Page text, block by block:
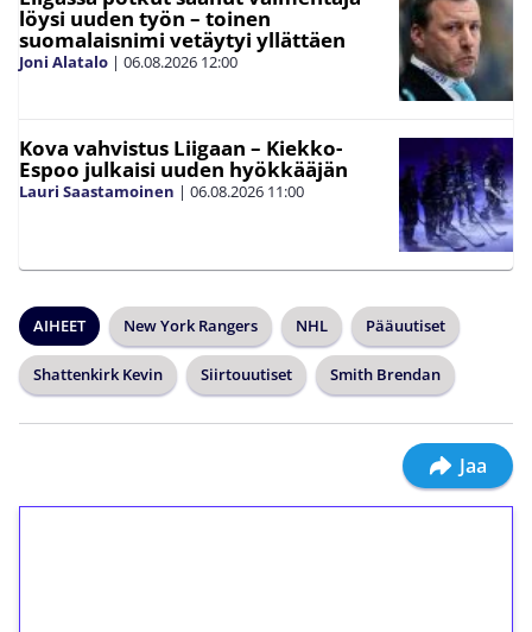
löysi uuden työn – toinen
suomalaisnimi vetäytyi yllättäen
Joni Alatalo | 06.08.2026 12:00
Kova vahvistus Liigaan – Kiekko-
Espoo julkaisi uuden hyökkääjän
Lauri Saastamoinen | 06.08.2026 11:00
AIHEET New York Rangers NHL Pääuutiset
Shattenkirk Kevin Siirtouutiset Smith Brendan
Jaa